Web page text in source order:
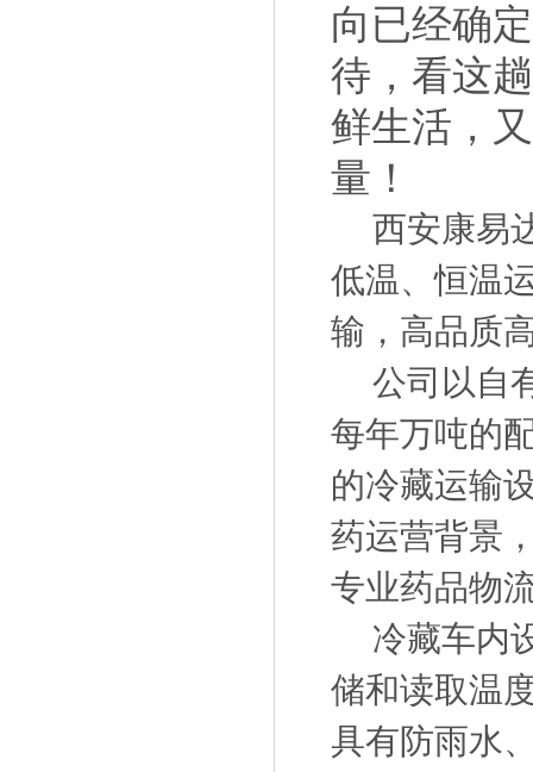
向已经确
待，看这
鲜生活，
量！
西安康易
低温、恒温
输，高品质
公司以自
每年万吨的
的冷藏运输
药运营背景
专业药品物
冷藏车内
储和读取温
具有防雨水